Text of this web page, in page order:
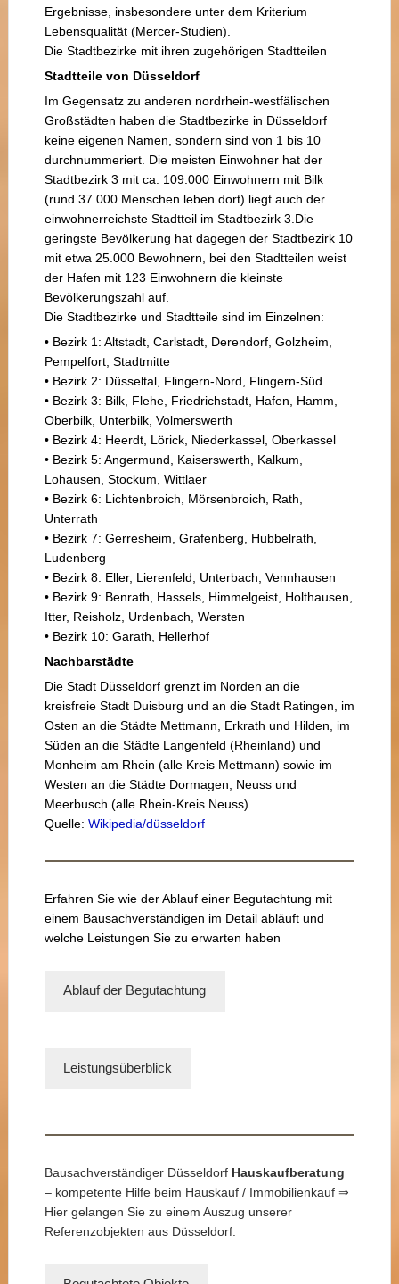
Ergebnisse, insbesondere unter dem Kriterium
Lebensqualität (Mercer-Studien).
Die Stadtbezirke mit ihren zugehörigen Stadtteilen
Stadtteile von Düsseldorf
Im Gegensatz zu anderen nordrhein-westfälischen
Großstädten haben die Stadtbezirke in Düsseldorf
keine eigenen Namen, sondern sind von 1 bis 10
durchnummeriert. Die meisten Einwohner hat der
Stadtbezirk 3 mit ca. 109.000 Einwohnern mit Bilk
(rund 37.000 Menschen leben dort) liegt auch der
einwohnerreichste Stadtteil im Stadtbezirk 3.Die
geringste Bevölkerung hat dagegen der Stadtbezirk 10
mit etwa 25.000 Bewohnern, bei den Stadtteilen weist
der Hafen mit 123 Einwohnern die kleinste
Bevölkerungszahl auf.
Die Stadtbezirke und Stadtteile sind im Einzelnen:
• Bezirk 1: Altstadt, Carlstadt, Derendorf, Golzheim,
Pempelfort, Stadtmitte
• Bezirk 2: Düsseltal, Flingern-Nord, Flingern-Süd
• Bezirk 3: Bilk, Flehe, Friedrichstadt, Hafen, Hamm,
Oberbilk, Unterbilk, Volmerswerth
• Bezirk 4: Heerdt, Lörick, Niederkassel, Oberkassel
• Bezirk 5: Angermund, Kaiserswerth, Kalkum,
Lohausen, Stockum, Wittlaer
• Bezirk 6: Lichtenbroich, Mörsenbroich, Rath,
Unterrath
• Bezirk 7: Gerresheim, Grafenberg, Hubbelrath,
Ludenberg
• Bezirk 8: Eller, Lierenfeld, Unterbach, Vennhausen
• Bezirk 9: Benrath, Hassels, Himmelgeist, Holthausen,
Itter, Reisholz, Urdenbach, Wersten
• Bezirk 10: Garath, Hellerhof
Nachbarstädte
Die Stadt Düsseldorf grenzt im Norden an die
kreisfreie Stadt Duisburg und an die Stadt Ratingen, im
Osten an die Städte Mettmann, Erkrath und Hilden, im
Süden an die Städte Langenfeld (Rheinland) und
Monheim am Rhein (alle Kreis Mettmann) sowie im
Westen an die Städte Dormagen, Neuss und
Meerbusch (alle Rhein-Kreis Neuss).
Quelle: Wikipedia/düsseldorf
Erfahren Sie wie der Ablauf einer Begutachtung mit
einem Bausachverständigen im Detail abläuft und
welche Leistungen Sie zu erwarten haben
Ablauf der Begutachtung
Leistungsüberblick
Bausachverständiger Düsseldorf Hauskaufberatung
– kompetente Hilfe beim Hauskauf / Immobilienkauf ⇒
Hier gelangen Sie zu einem Auszug unserer
Referenzobjekten aus Düsseldorf.